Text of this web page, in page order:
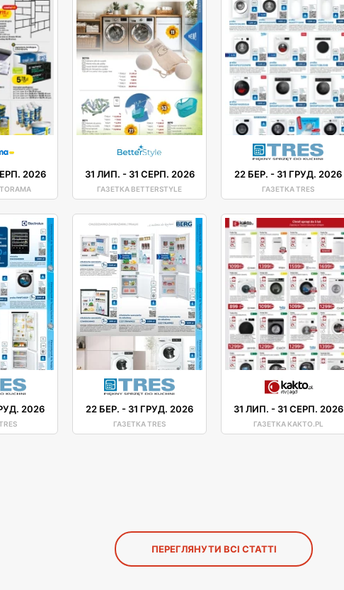
2026 31 ЛИП. - 31 СЕРП. 2026
ГАЗЕТКА BETTERSTYLE
22 БЕР. - 31 ГРУД. 2026
ГАЗЕТКА TRES
2026 22 БЕР. - 31 ГРУД. 2026
ГАЗЕТКА TRES
31 ЛИП. - 31 СЕРП. 2026
ГАЗЕТКА KAKTO.PL
ПЕРЕГЛЯНУТИ ВСІ СТАТТІ